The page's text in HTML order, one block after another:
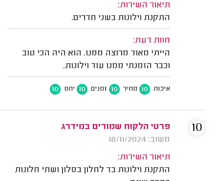
תיאור השירות:
התקנת וילונות בשני חדרים.
חוות דעת:
הייתי מאוד מרוצה ממנו. הוא היה הכי טוב
וכבר הזמנתי ממנו עוד וילונות.
איכות 10 מחיר 10 זמנים 10 יחס 10
פרטי הלקוח שמורים במידרג
משוב: 18/11/2024
תיאור השירות:
התקנת וילונות בד לחלון בסלון ושתי חלונות
10